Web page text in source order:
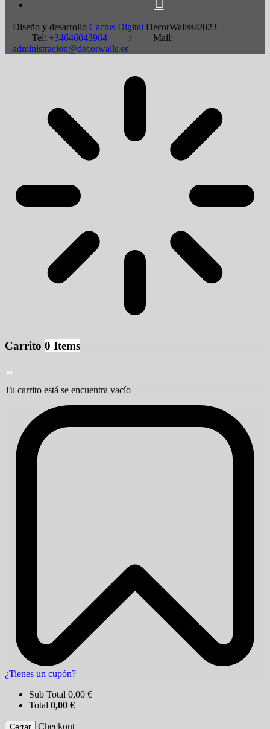
Diseño y desarrollo Cactus Digital DecorWalls©2023
Tel: +34646043964/ Mail:
administracion@decorwalls.es
Carrito 0 Items
Tu carrito está se encuentra vacío
¿Tienes un cupón?
Sub Total 0,00 €
Total 0,00 €
Cerrar Checkout